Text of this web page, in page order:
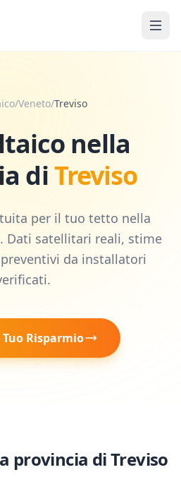
/Veneto/Treviso
nella
diTreviso
per il tuo tetto nella
. Dati satellitari reali, stime
da installatori
Risparmio
provincia diTreviso